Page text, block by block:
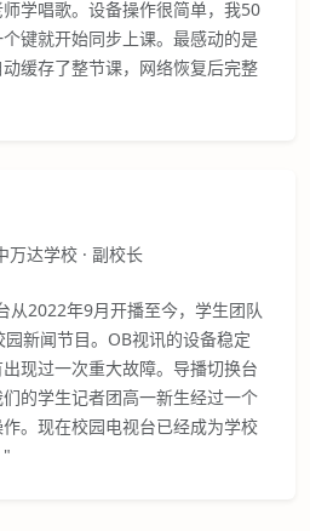
学唱歌。设备操作很简单，我50
键就开始同步上课。最感动的是
缓存了整节课，网络恢复后完整
万达学校 · 副校长
从2022年9月开播至今，学生团队
新闻节目。OB视讯的设备稳定
现过一次重大故障。导播切换台
的学生记者团高一新生经过一个
。现在校园电视台已经成为学校
"